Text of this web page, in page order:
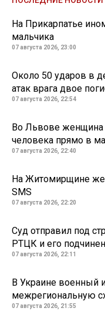
На Прикарпатье
мальчика
07 августа 2026, 23:00
Около 50 ударов в
атак врага двое
07 августа 2026, 22:54
Во Львове женщина
человека прямо в
07 августа 2026, 22:40
На Житомирщине
SMS
07 августа 2026, 22:20
Суд отправил под
РТЦК и его
07 августа 2026, 22:11
В Украине военный
межрегиональную
07 августа 2026, 21:55